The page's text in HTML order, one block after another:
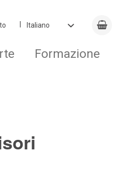
Formazione